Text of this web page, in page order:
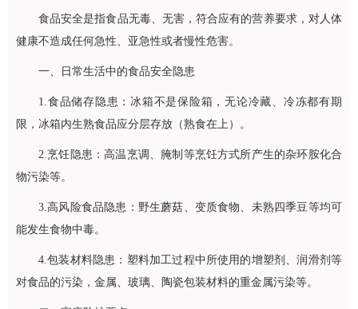
食品安全是指食品无毒、无害，符合应有的营养要求，对人体
健康不造成任何急性、亚急性或者慢性危害。
一、日常生活中的食品安全隐患
1.食品储存隐患：冰箱不是保险箱，无论冷藏、冷冻都有期
限，冰箱内生熟食品应分层存放（熟食在上）。
2.烹饪隐患：高温烹调、腌制等烹饪方式所产生的杂环胺化合
物污染等。
3.高风险食品隐患：野生蘑菇、变质食物、未熟四季豆等均可
能发生食物中毒。
4.包装材料隐患：塑料加工过程中所使用的增塑剂、润滑剂等
对食品的污染，金属、玻璃、陶瓷包装材料的重金属污染等。